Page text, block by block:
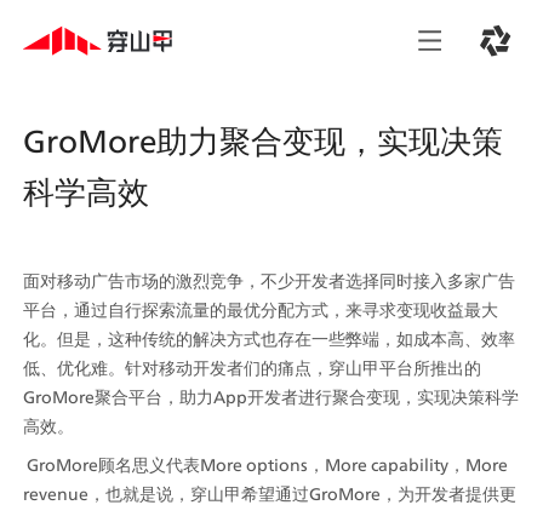
GroMore助力聚合变现，实现决策
科学高效
面对移动广告市场的激烈竞争，不少开发者选择同时接入多家广告
平台，通过自行探索流量的最优分配方式，来寻求变现收益最大
化。但是，这种传统的解决方式也存在一些弊端，如成本高、效率
低、优化难。针对移动开发者们的痛点，穿山甲平台所推出的
GroMore聚合平台，助力App开发者进行聚合变现，实现决策科学
高效。
GroMore顾名思义代表More options，More capability，More
revenue，也就是说，穿山甲希望通过GroMore，为开发者提供更